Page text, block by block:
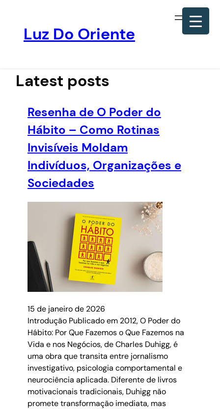
conteúdo
Luz Do Oriente
Latest posts
Resenha de O Poder do
Hábito – Como Rotinas
Invisíveis Moldam
Indivíduos, Organizações e
Sociedades
15 de janeiro de 2026
Introdução Publicado em 2012, O Poder do
Hábito: Por Que Fazemos o Que Fazemos na
Vida e nos Negócios, de Charles Duhigg, é
uma obra que transita entre jornalismo
investigativo, psicologia comportamental e
neurociência aplicada. Diferente de livros
motivacionais tradicionais, Duhigg não
promete transformação imediata, mas